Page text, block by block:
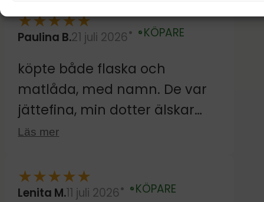
★★★★★
Paulina B.21 juli 2026 Verifierad
KÖPARE
köpte både flaska och
matlåda, med namn. De var
jättefina, min dotter älskar
dom.
Läs mer
★★★★★
Lenita M.11 juli 2026 Verifierad
KÖPARE